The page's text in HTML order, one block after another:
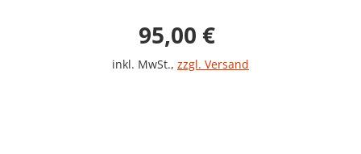
Verkaufspreis:
95,00 €
inkl. MwSt., zzgl. Versand